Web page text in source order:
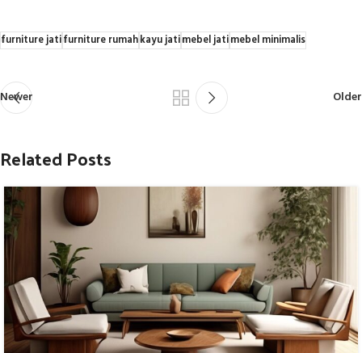
furniture jatifurniture rumahkayu jatimebel jatimebel minimalis
Newer Older
Related Posts